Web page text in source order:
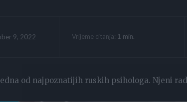
9, 2022 Vrijeme citanja: 1 min.
od najpoznatijih ruskih psihologa. Njeni